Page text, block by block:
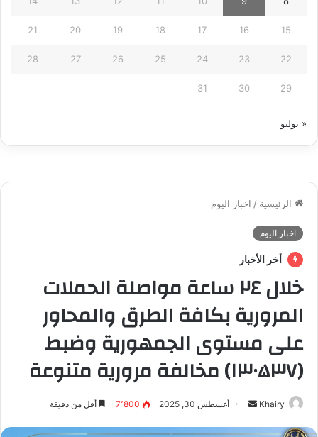
15
16
17
18
19
20
21
22
23
24
25
26
27
28
29
30
31
« يوليو